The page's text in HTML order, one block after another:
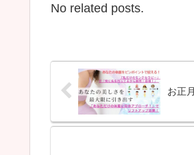
No related posts.
お正